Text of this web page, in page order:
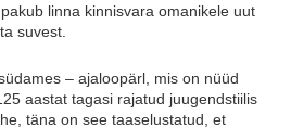
pakub linna kinnisvara omanikele uut
suvest.
– ajaloopärl, mis on nüüd
aastat tagasi rajatud juugendstiilis
täna on see taaselustatud, et